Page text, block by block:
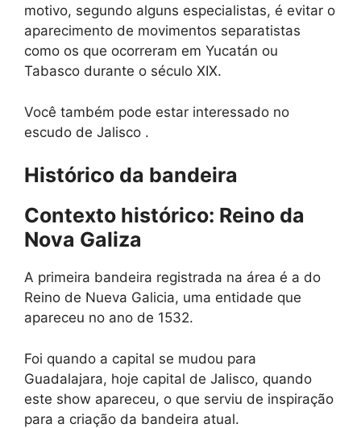
motivo, segundo alguns especialistas, é evitar o
aparecimento de movimentos separatistas
como os que ocorreram em Yucatán ou
Tabasco durante o século XIX.
Você também pode estar interessado no
escudo de Jalisco .
Histórico da bandeira
Contexto histórico: Reino da
Nova Galiza
A primeira bandeira registrada na área é a do
Reino de Nueva Galicia, uma entidade que
apareceu no ano de 1532.
Foi quando a capital se mudou para
Guadalajara, hoje capital de Jalisco, quando
este show apareceu, o que serviu de inspiração
para a criação da bandeira atual.